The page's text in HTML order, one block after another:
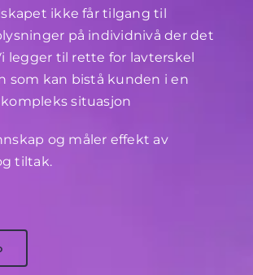
ikke får tilgang til
på individnivå der det
legger til rette for lavterskel
som kan bistå kunden i en
situasjon
og måler effekt av
tiltak.